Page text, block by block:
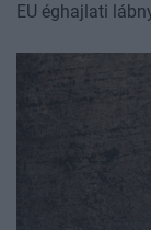
EU éghajlati